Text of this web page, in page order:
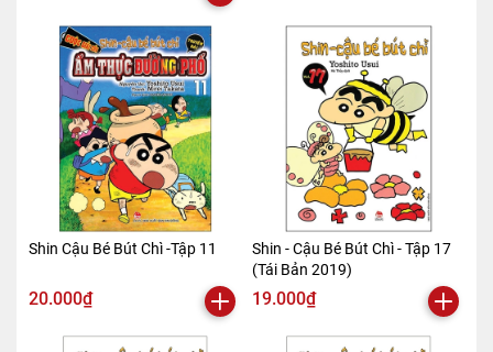
Shin Cậu Bé Bút Chì -Tập 11
20.000₫
Shin - Cậu Bé Bút Chì - Tập 17
(Tái Bản 2019)
19.000₫